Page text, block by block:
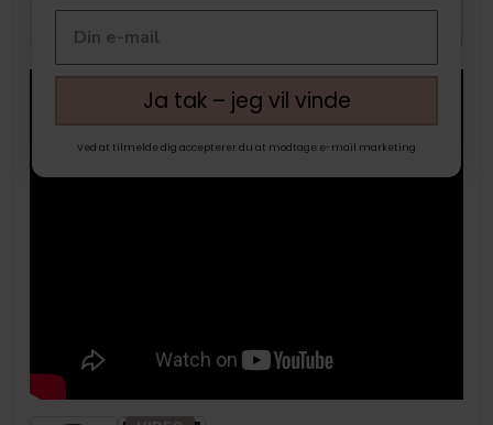
Ja tak – jeg vil vinde
Ved at tilmelde dig accepterer du at modtage e-mail marketing